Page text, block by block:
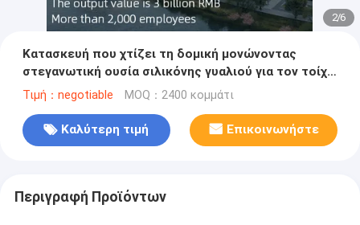
2/6
Κατασκευή που χτίζει τη δομική μονώνοντας
στεγανωτική ουσία σιλικόνης γυαλιού για τον τοίχο
κουρτινών
Τιμή：negotiable MOQ：2400 κομμάτι
Καλύτερη τιμή Επικοινωνήστε
Περιγραφή Προϊόντων